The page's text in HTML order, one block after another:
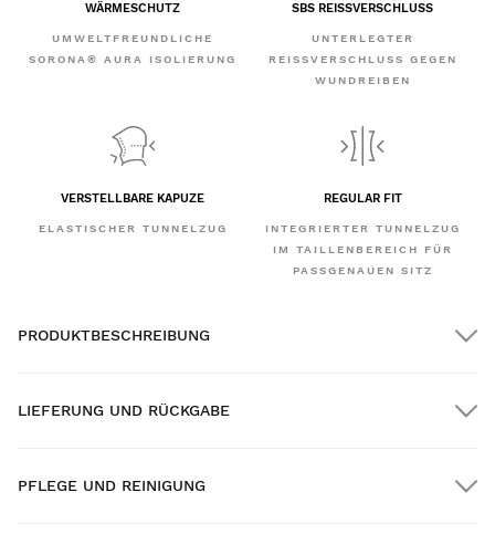
WÄRMESCHUTZ
UMWELTFREUNDLICHE
SORONA® AURA ISOLIERUNG
SBS REISSVERSCHLUSS
UNTERLEGTER
REISSVERSCHLUSS GEGEN W
UNDREIBEN
VERSTELLBARE KAPUZE
ELASTISCHER TUNNELZUG
REGULAR FIT
INTEGRIERTER TUNNELZUG
IM TAILLENBEREICH FÜR
PASSGENAUEN SITZ
PRODUKTBESCHREIBUNG
LIEFERUNG UND RÜCKGABE
PFLEGE UND REINIGUNG